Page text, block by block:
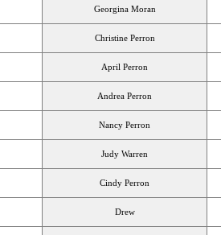
Georgina Moran
Christine Perron
April Perron
Andrea Perron
Nancy Perron
Judy Warren
Cindy Perron
Drew